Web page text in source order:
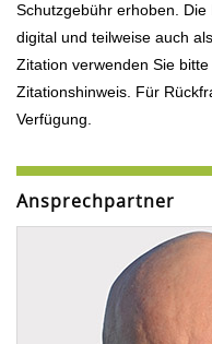
Schutzgebühr erhoben.
digital und teilweise auch
Zitation verwenden Sie
Zitationshinweis. Für
Verfügung.
Ansprechpartner